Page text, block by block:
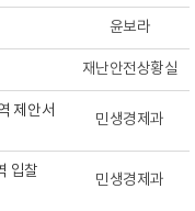
윤보라
재난안전상황실
제안서
민생경제과
입찰
민생경제과